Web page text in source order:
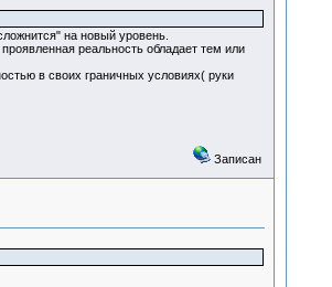
на новый уровень.
реальность обладает тем или
в своих граничных условиях( руки
Записан